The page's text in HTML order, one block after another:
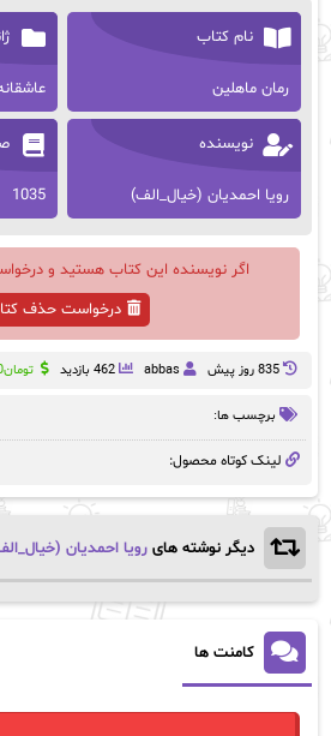
نام کتاب
رمان ماهلین
نویسنده
رویا احمدیان (خیال_الف) 1035
اگر نویسنده این کتاب هستید و
درخواست حذف
835 روز پيش abbas 462 بازدید تومان
برچسب ها:
لینک کوتاه محصول:
دیگر نوشته های رویا احمدیان
کامنت ها